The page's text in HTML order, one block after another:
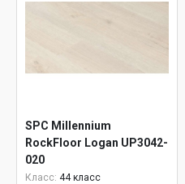
SPC Millennium
RockFloor Logan UP3042-
020
Класс: 44 класс